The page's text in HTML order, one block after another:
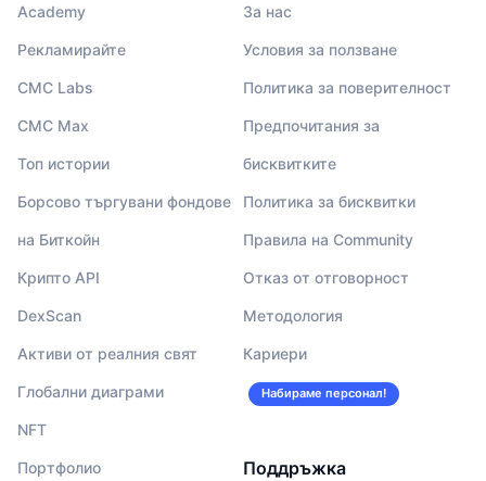
Academy
Рекламирайте
CMC Labs
CMC Max
Топ истории
Борсово търгувани фондове
на Биткойн
Крипто API
DexScan
Активи от реалния свят
Глобални диаграми
NFT
Портфолио
За нас
Условия за ползване
Политика за поверителност
Предпочитания за
бисквитките
Политика за бисквитки
Правила на Community
Отказ от отговорност
Методология
Кариери
Набираме персонал!
Поддръжка